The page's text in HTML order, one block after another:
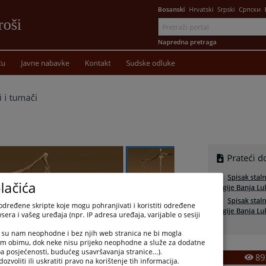
sadržaj
Bosanski Hrvatski Srpski Српски
Napredna pretraga
Javne nabavke Kontakt Sudske odluke
i tumači
Prateći
Spisak
regije Banja
Spisak
regije Banja
skripte koje mogu pohranjivati i koristiti određene
i vašeg uređaja (npr. IP adresa uređaja, varijable o sesiji
nam neophodne i bez njih web stranica ne bi mogla
obimu, dok neke nisu prijeko neophodne a služe za dodatne
posjećenosti, budućeg usavršavanja stranice...).
ili uskratiti pravo na korištenje tih informacija.